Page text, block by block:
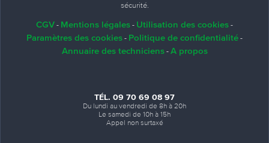
sécurité.
CGV - Mentions légales - Utilisation des cookies -
Paramètres des cookies - Politique de confidentialité -
Annuaire des techniciens- A propos
TÉL. 09 70 69 08 97
Du lundi au vendredi de 8h à 20h
Le samedi de 10h à 15h
Appel non surtaxé